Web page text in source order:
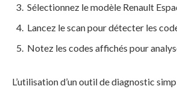
Sélectionnez le modèle Renault
Lancez le scan pour détecter les
Notez les codes affichés pour
L’utilisation d’un outil de diagnostic